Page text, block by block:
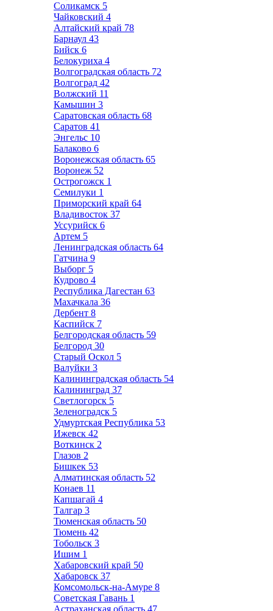
Соликамск 5
Чайковский 4
Алтайский край 78
Барнаул 43
Бийск 6
Белокуриха 4
Волгоградская область 72
Волгоград 42
Волжский 11
Камышин 3
Саратовская область 68
Саратов 41
Энгельс 10
Балаково 6
Воронежская область 65
Воронеж 52
Острогожск 1
Семилуки 1
Приморский край 64
Владивосток 37
Уссурийск 6
Артем 5
Ленинградская область 64
Гатчина 9
Выборг 5
Кудрово 4
Республика Дагестан 63
Махачкала 36
Дербент 8
Каспийск 7
Белгородская область 59
Белгород 30
Старый Оскол 5
Валуйки 3
Калининградская область 54
Калининград 37
Светлогорск 5
Зеленоградск 5
Удмуртская Республика 53
Ижевск 42
Воткинск 2
Глазов 2
Бишкек 53
Алматинская область 52
Конаев 11
Капшагай 4
Талгар 3
Тюменская область 50
Тюмень 42
Тобольск 3
Ишим 1
Хабаровский край 50
Хабаровск 37
Комсомольск-на-Амуре 8
Советская Гавань 1
Астраханская область 47